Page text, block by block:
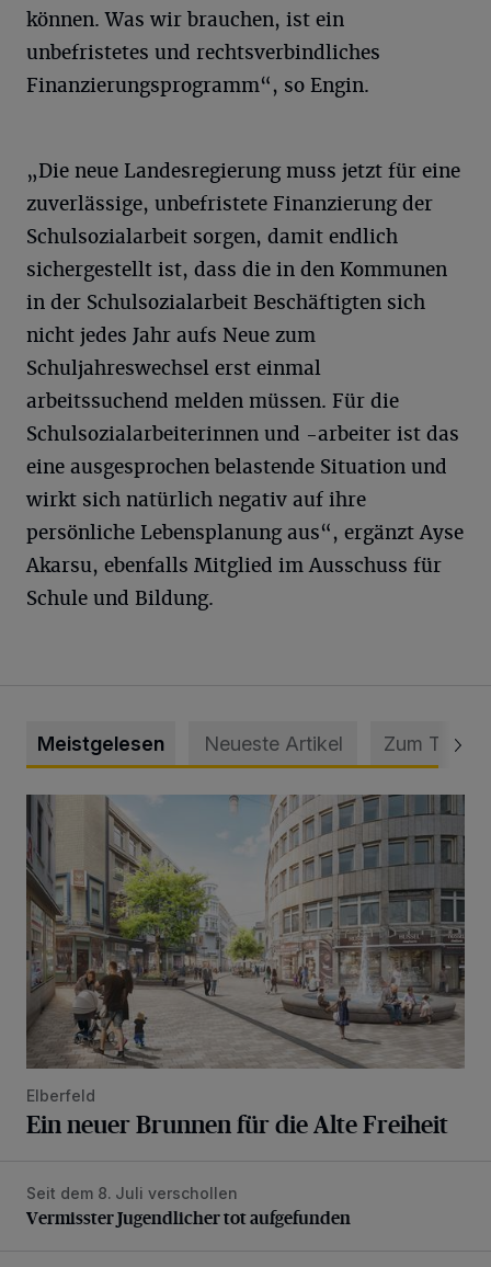
können. Was wir brauchen, ist ein
unbefristetes und rechtsverbindliches
Finanzierungsprogramm“, so Engin.
„Die neue Landesregierung muss jetzt für eine
zuverlässige, unbefristete Finanzierung der
Schulsozialarbeit sorgen, damit endlich
sichergestellt ist, dass die in den Kommunen
in der Schulsozialarbeit Beschäftigten sich
nicht jedes Jahr aufs Neue zum
Schuljahreswechsel erst einmal
arbeitssuchend melden müssen. Für die
Schulsozialarbeiterinnen und -arbeiter ist das
eine ausgesprochen belastende Situation und
wirkt sich natürlich negativ auf ihre
persönliche Lebensplanung aus“, ergänzt Ayse
Akarsu, ebenfalls Mitglied im Ausschuss für
Schule und Bildung.
Meistgelesen Neueste Artikel Zum Thema
Ein neuer Brunnen für die Alte Freiheit
Elberfeld
Ein neuer Brunnen für die Alte Freiheit
Vermisster Jugendlicher tot aufgefunden
Seit dem 8. Juli verschollen
Vermisster Jugendlicher tot aufgefunden